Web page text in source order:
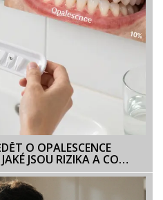
O OPALESCENCE
JSOU RIZIKA A CO